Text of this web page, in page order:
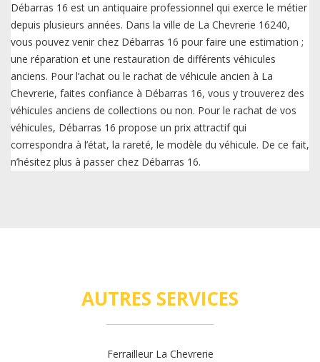
Débarras 16 est un antiquaire professionnel qui exerce le métier
depuis plusieurs années. Dans la ville de La Chevrerie 16240,
vous pouvez venir chez Débarras 16 pour faire une estimation ;
une réparation et une restauration de différents véhicules
anciens. Pour l’achat ou le rachat de véhicule ancien à La
Chevrerie, faites confiance à Débarras 16, vous y trouverez des
véhicules anciens de collections ou non. Pour le rachat de vos
véhicules, Débarras 16 propose un prix attractif qui
correspondra à l’état, la rareté, le modèle du véhicule. De ce fait,
n’hésitez plus à passer chez Débarras 16.
AUTRES SERVICES
Ferrailleur La Chevrerie